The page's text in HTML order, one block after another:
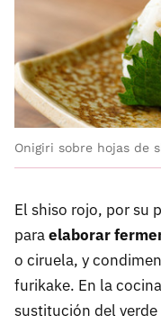
Onigiri sobre hojas de
El shiso rojo, por su
paraelaborar
o ciruela, y
furikake. En la
sustitución del